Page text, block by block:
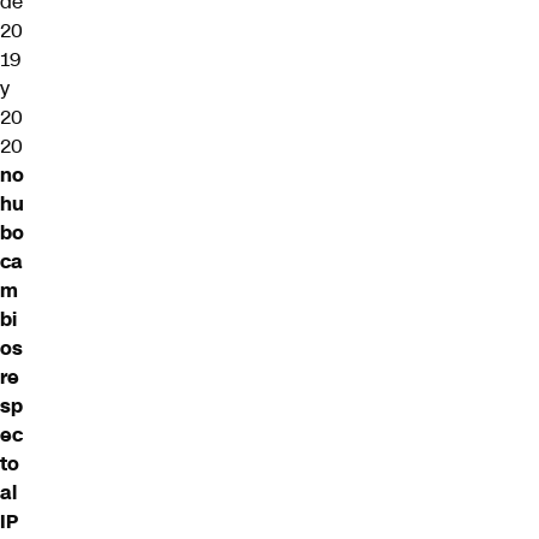
20
19
y
20
20
no
hu
bo
ca
m
bi
os
re
sp
ec
to
al
IP